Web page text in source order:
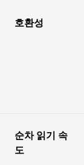
호환성
순차 읽기 속
도